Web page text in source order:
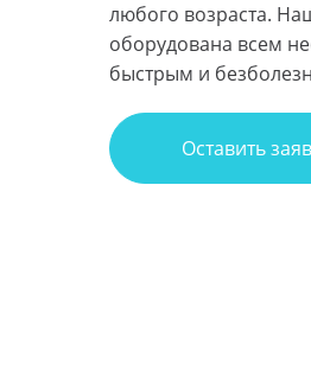
любого возраста.
оборудована всем
быстрым и
Оставить